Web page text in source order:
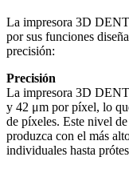
La impresora 3D
por sus funciones
precisión:
Precisión
La impresora 3D
y 42 μm por píxel, lo
de píxeles. Este nivel
produzca con el más
individuales hasta